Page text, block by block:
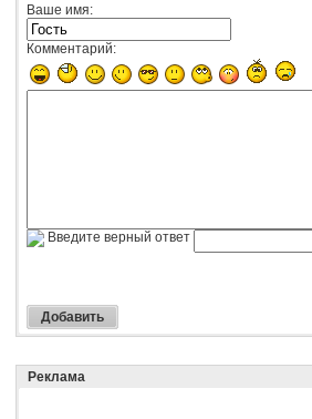
Ваше имя:
Комментарий:
Введите верный ответ
Реклама